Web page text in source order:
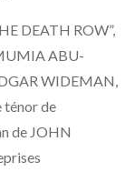
DEATH ROW”,
ABU-
WIDEMAN,
ténor de
de JOHN